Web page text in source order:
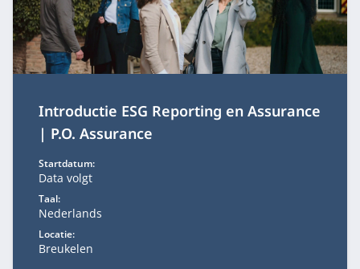
Introductie ESG Reporting en Assurance
| P.O. Assurance
Startdatum:
Data volgt
Taal:
Nederlands
Locatie:
Breukelen